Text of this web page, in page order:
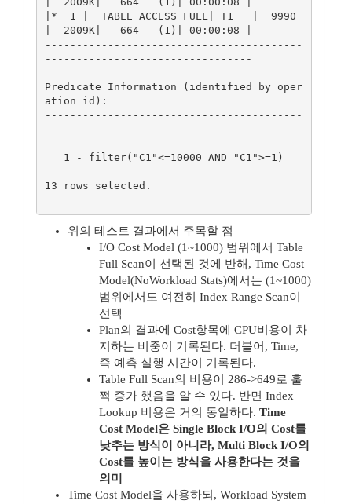
|*  1 |  TABLE ACCESS FULL| T1   |  9990
|  2009K|   664   (1)| 00:00:08 |
-----------------------------------------
---------------------------------
Predicate Information (identified by oper
ation id):
-----------------------------------------
----------
13 rows selected.
위의 테스트 결과에서 주목할 점
I/O Cost Model (1~1000) 범위에서 Table
Full Scan이 선택된 것에 반해, Time Cost
Model(NoWorkload Stats)에서는 (1~1000)
범위에서도 여전히 Index Range Scan이
선택
Plan의 결과에 Cost항목에 CPU비용이 차
지하는 비중이 기록된다. 더불어, Time,
즉 예측 실행 시간이 기록된다.
Table Full Scan의 비용이 286->649로 훌
쩍 증가 했음을 알 수 있다. 반면 Index
Lookup 비용은 거의 동일하다. Time
Cost Model은 Single Block I/O의 Cost를
낮추는 방식이 아니라, Multi Block I/O의
Cost를 높이는 방식을 사용한다는 것을
의미
Time Cost Model을 사용하되, Workload System